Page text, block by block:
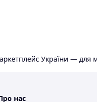
України — для
нас